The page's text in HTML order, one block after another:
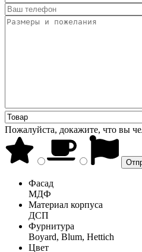
Пожалуйста, докажите, что вы
Фасад
МДФ
Материал корпуса
ДСП
Фурнитура
Boyard, Blum, Hettich
Цвет